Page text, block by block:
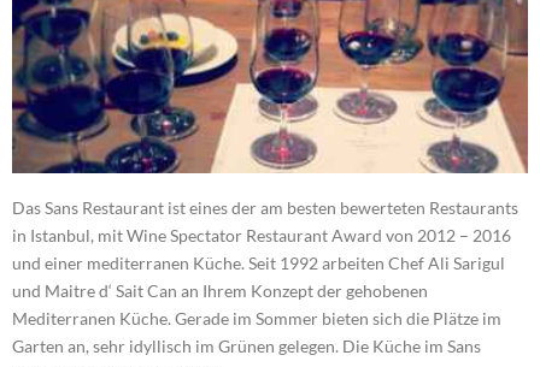
Das Sans Restaurant ist eines der am besten bewerteten Restaurants
in Istanbul, mit Wine Spectator Restaurant Award von 2012 – 2016
und einer mediterranen Küche. Seit 1992 arbeiten Chef Ali Sarigul
und Maitre d‘ Sait Can an Ihrem Konzept der gehobenen
Mediterranen Küche. Gerade im Sommer bieten sich die Plätze im
Garten an, sehr idyllisch im Grünen gelegen. Die Küche im Sans